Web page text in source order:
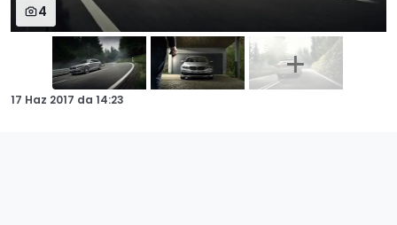
4
17 Haz 2017 da 14:23